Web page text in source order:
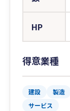
HP
得意業種
建設 製造
サービス